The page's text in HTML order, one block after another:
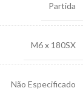
Partida
M6 x 180SX
Não Especificado